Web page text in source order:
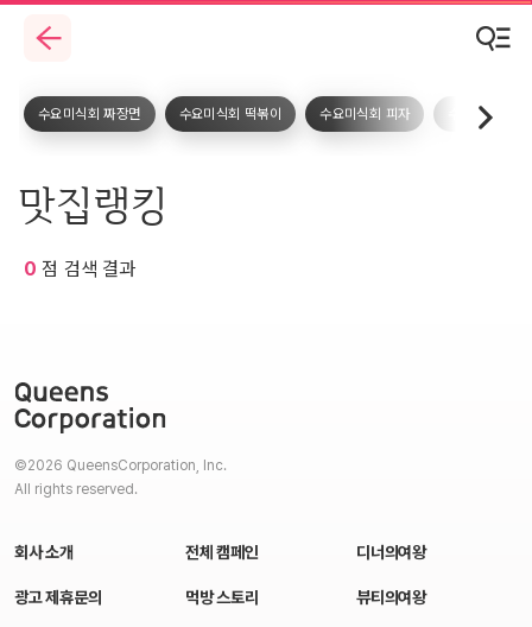
수요미식회 짜장면 수요미식회 떡볶이 수요미식회 피자 수요미식회 돈
맛집랭킹
0 점 검색 결과
©2026 QueensCorporation, Inc.
All rights reserved.
회사 소개
광고 제휴문의
전체 캠페인
먹방 스토리
디너의여왕
뷰티의여왕